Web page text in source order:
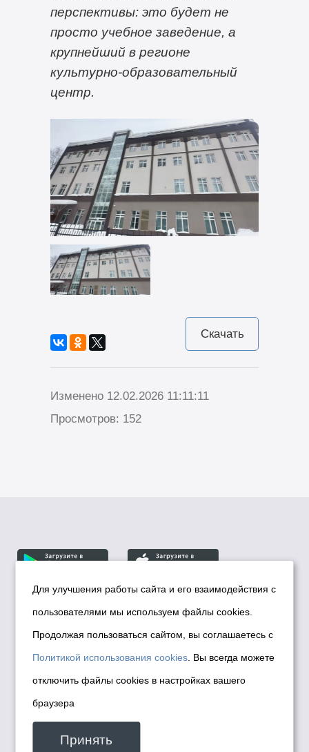
перспективы: это будет не
просто учебное заведение, а
крупнейший в регионе
культурно-образовательный
центр.
Скачать
Изменено 12.02.2026 11:11:11
Просмотров: 152
© Департамент информационной политики мэрии
города Новосибирска, 2026
Политика использования Cookies
Политика по обработке персональных
данных в информационных системах
мэрии города Новосибирска
Техническая поддержка сайта -
malinchukvl@mail.ru
Для улучшения работы сайта и его взаимодействия с
пользователями мы используем файлы cookies.
Продолжая пользоваться сайтом, вы соглашаетесь с
Политикой использования cookies . Вы всегда можете
отключить файлы cookies в настройках вашего
браузера
Принять